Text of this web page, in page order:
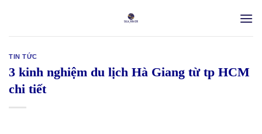
content
TIN TỨC
3 kinh nghiệm du lịch Hà Giang từ tp HCM
chi tiết